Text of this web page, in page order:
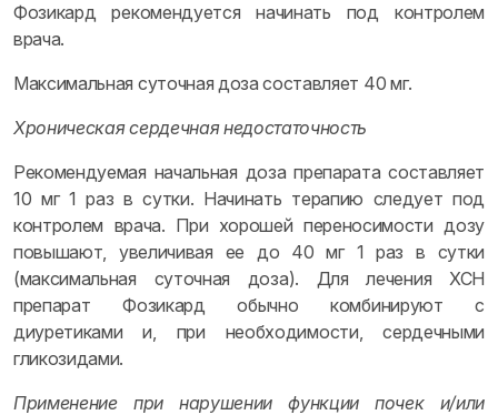
Фозикард рекомендуется начинать под контролем
врача.
Максимальная суточная доза составляет 40 мг.
Хроническая сердечная недостаточность
Рекомендуемая начальная доза препарата составляет
10 мг 1 раз в сутки. Начинать терапию следует под
контролем врача. При хорошей переносимости дозу
повышают, увеличивая ее до 40 мг 1 раз в сутки
(максимальная суточная доза). Для лечения ХСН
препарат Фозикард обычно комбинируют с
диуретиками и, при необходимости, сердечными
гликозидами.
Применение при нарушении функции почек и/или